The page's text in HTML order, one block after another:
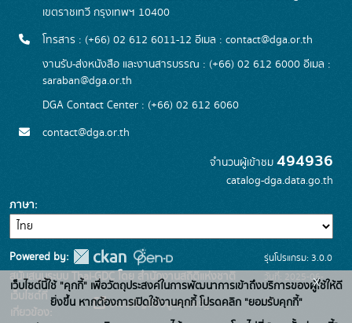
เขตราชเทวี กรุงเทพฯ 10400
โทรสาร : (+66) 02 612 6011-12 อีเมล : contact@dga.or.th
งานรับ-ส่งหนังสือ และงานสารบรรณ : (+66) 02 612 6000 อีเมล :
saraban@dga.or.th
DGA Contact Center : (+66) 02 612 6060
contact@dga.or.th
จำนวนผู้เข้าชม 494936
catalog-dga.data.go.th
ภาษา
Powered by:
สนับสนุนระบบ Thai-GDC โดย สำนักงานสถิติแห่งชาติ
เว็บไซต์ที่
เกี่ยวข้อง:
ระบบบัญชีข้อมูลภาครัฐ
รุ่นโปรแกรม: 3.0.0
วันที่: 2025-06-
26
เว็บไซต์นี้ใช้ "คุกกี้" เพื่อวัตถุประสงค์ในการพัฒนาการเข้าถึงบริการของผู้ใช้ให้ดี
ยิ่งขึ้น หากต้องการเปิดใช้งานคุกกี้ โปรดคลิก "ยอมรับคุกกี้"
x